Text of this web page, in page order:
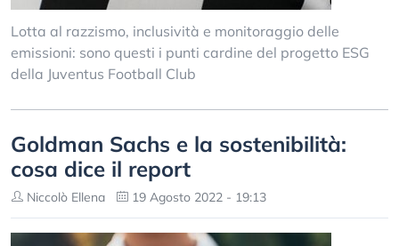
Lotta al razzismo, inclusività e monitoraggio delle
emissioni: sono questi i punti cardine del progetto ESG
della Juventus Football Club
Goldman Sachs e la sostenibilità:
cosa dice il report
Niccolò Ellena 19 Agosto 2022 - 19:13